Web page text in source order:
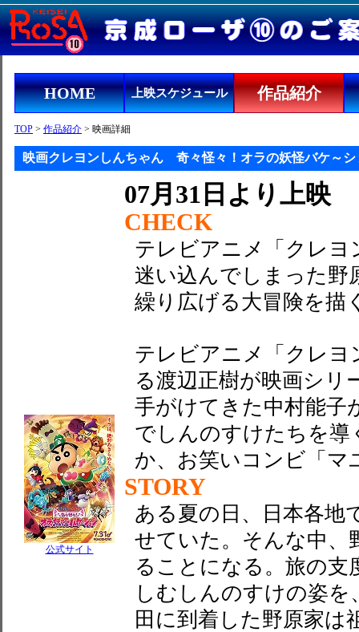
HOME 上映スケジュール 作品紹介
TOP > 作品紹介 > 映画詳細
映画クレヨンしんちゃん 奇々怪々！オラの妖怪バケ～シ
公式サイト
07月31日より上映
CHECK
テレビアニメ「クレヨ
迷い込んでしまった野
繰り広げる大冒険を描
テレビアニメ「クレヨ
る渡辺正樹が映画シリ
手がけてきた中村能子
でしんのすけたちを導
か、お笑いコンビ「マ
STORY
ある夏の日、日本各地
せていた。そんな中、
ることになる。旅の
しむしんのすけの姿
田に到着した野原家は